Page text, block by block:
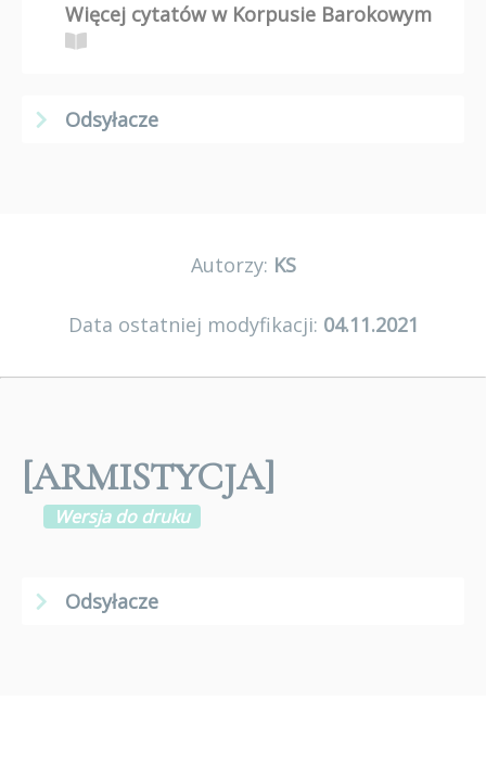
Więcej cytatów w Korpusie Barokowym
Odsyłacze
Autorzy: KS
Data ostatniej modyfikacji: 04.11.2021
[ARMISTYCJA]
Wersja do druku
Odsyłacze